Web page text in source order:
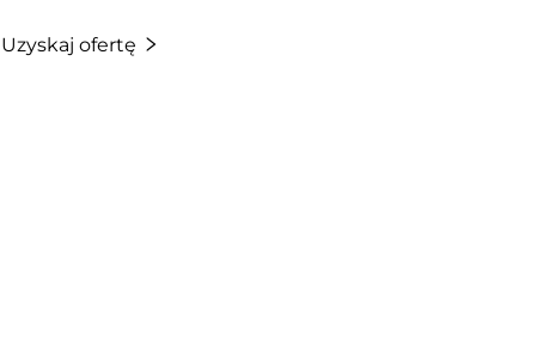
Uzyskaj ofertę